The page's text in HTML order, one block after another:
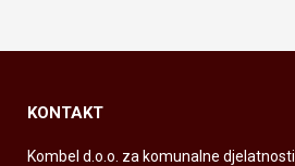
KONTAKT
Kombel d.o.o. za komunalne djelatnosti